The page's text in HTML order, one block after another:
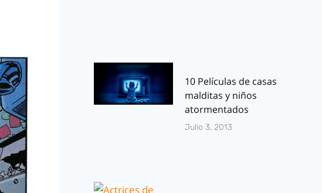
10 Películas de casas
malditas y niños
atormentados
Julio 3, 2013